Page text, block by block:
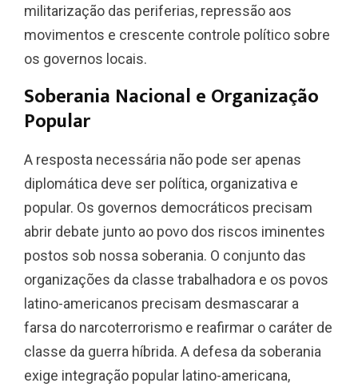
militarização das periferias, repressão aos
movimentos e crescente controle político sobre
os governos locais.
Soberania Nacional e Organização
Popular
A resposta necessária não pode ser apenas
diplomática deve ser política, organizativa e
popular. Os governos democráticos precisam
abrir debate junto ao povo dos riscos iminentes
postos sob nossa soberania. O conjunto das
organizações da classe trabalhadora e os povos
latino-americanos precisam desmascarar a
farsa do narcoterrorismo e reafirmar o caráter de
classe da guerra híbrida. A defesa da soberania
exige integração popular latino-americana,